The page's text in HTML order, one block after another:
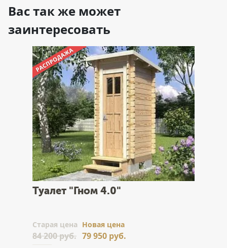
Вас так же может
заинтересовать
Туалет "Гном 4.0"
Cтарая цена
84 200 руб.
Новая цена
79 950 руб.